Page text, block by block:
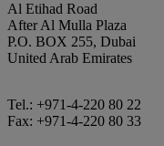
Al Etihad Road
After Al Mulla Plaza
P.O. BOX 255, Dubai
United Arab Emirates
Tel.: +971-4-220 80 22
Fax: +971-4-220 80 33